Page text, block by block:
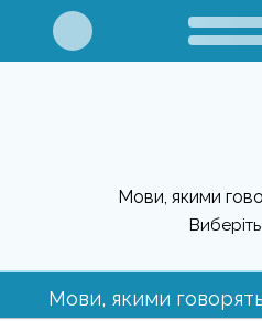
Мови, якими
Мови, якими говорять